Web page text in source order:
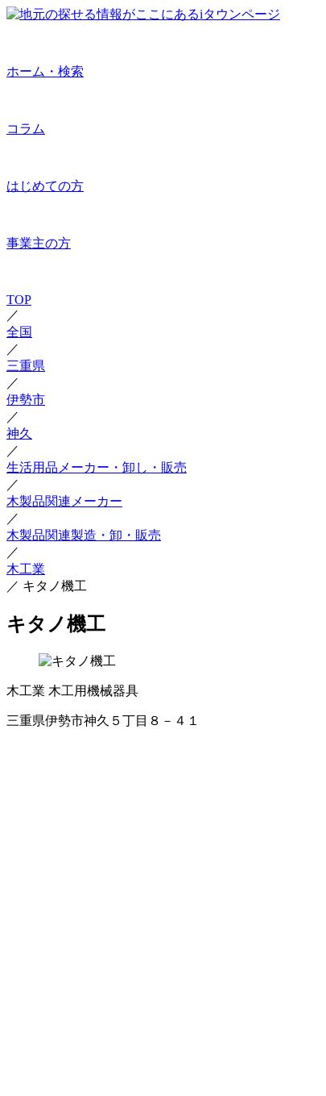
ホーム・検索
コラム
はじめての方
事業主の方
TOP
／
全国
／
三重県
／
伊勢市
／
神久
／
生活用品メーカー・卸し・販売
／
木製品関連メーカー
／
木製品関連製造・卸・販売
／
木工業
／ キタノ機工
キタノ機工
木工業 木工用機械器具
三重県伊勢市神久５丁目８－４１